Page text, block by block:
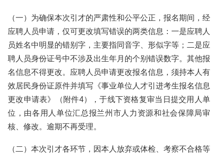
（一）为确保本次引才的严肃性和公平公正，报名期间，经
应聘人员申请，仅可更改填写错误的两类信息：一是应聘人
员姓名中明显的错别字，主要指同音字、形似字等；二是应
聘人员身份证号中不涉及出生年月的个别错误数字。其他报
名信息不得更改。应聘人员申请更改报名信息，须持本人有
效居民身份证原件并填写《事业单位人才引进考生报名信息
更改申请表》（附件4），于线下资格复审当日提交用人单
位，由各用人单位汇总报兰州市人力资源和社会保障局审
核、修改。逾期不再受理。
（二）本次引才各环节，因本人放弃或体检、考察不合格等